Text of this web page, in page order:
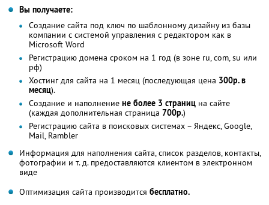
Вы получаете:
Создание сайта под ключ по шаблонному дизайну из базы
компании с системой управления с редактором как в
Microsoft Word
Регистрацию домена сроком на 1 год (в зоне ru, com, su или
рф)
Хостинг для сайта на 1 месяц (последующая цена 300р. в
месяц).
Создание и наполнение не более 3 страниц на сайте
(каждая дополнительная страница 700р.)
Регистрацию сайта в поисковых системах – Яндекс, Google,
Mail, Rambler
Информация для наполнения сайта, список разделов, контакты,
фотографии и т. д. предоставляются клиентом в электронном
виде
Оптимизация сайта производится бесплатно.